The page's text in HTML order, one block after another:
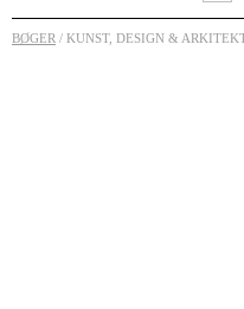
BØGER / KUNST, DESIGN &